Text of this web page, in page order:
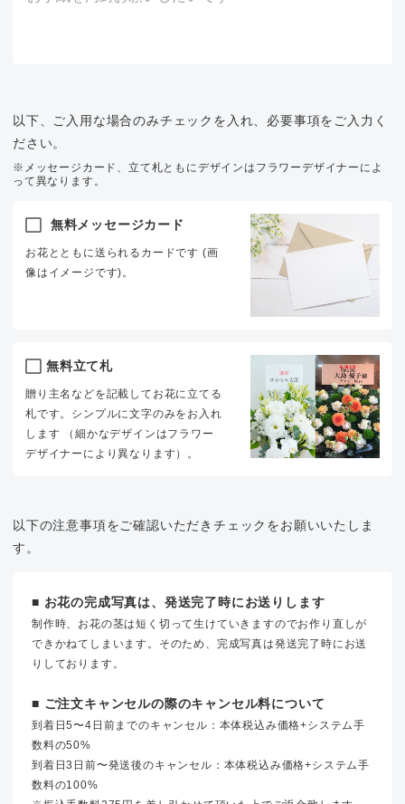
以下、ご入用な場合のみチェックを入れ、必要事項をご入力く
ださい。
※メッセージカード、立て札ともにデザインはフラワーデザイナーによ
って異なります。
無料メッセージカード
お花とともに送られるカードです (画
像はイメージです)。
無料立て札
贈り主名などを記載してお花に立てる
札です。シンプルに文字のみをお入れ
します （細かなデザインはフラワー
デザイナーにより異なります）。
以下の注意事項をご確認いただきチェックをお願いいたしま
す。
■ お花の完成写真は、発送完了時にお送りします
制作時、お花の茎は短く切って生けていきますのでお作り直しが
できかねてしまいます。そのため、完成写真は発送完了時にお送
りしております。
■ ご注文キャンセルの際のキャンセル料について
到着日5〜4日前までのキャンセル：本体税込み価格+システム手
数料の50%
到着日3日前〜発送後のキャンセル：本体税込み価格+システム手
数料の100%